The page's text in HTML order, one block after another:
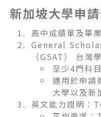
新加坡大學申
高中成績單及畢
General
（GSAT） 台灣
至少4門科
適用於申請
大學以及新
英文能力證明：